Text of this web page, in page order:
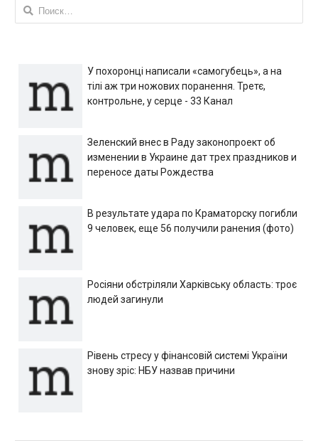
Найти:
У похоронці написали «самогубець», а на
тілі аж три ножових поранення. Третє,
контрольне, у серце - 33 Канал
Зеленский внес в Раду законопроект об
изменении в Украине дат трех праздников и
переносе даты Рождества
В результате удара по Краматорску погибли
9 человек, еще 56 получили ранения (фото)
Росіяни обстріляли Харківську область: троє
людей загинули
Рівень стресу у фінансовій системі України
знову зріс: НБУ назвав причини